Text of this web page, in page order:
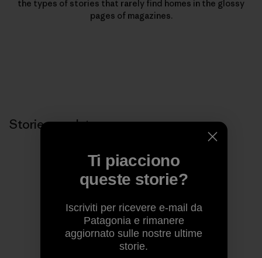
the types of stories that rarely find homes in the glossy
pages of magazines.
Storie correlate
Ti piacciono
queste storie?
Iscriviti per ricevere e-mail da
Patagonia e rimanere
aggiornato sulle nostre ultime
storie.